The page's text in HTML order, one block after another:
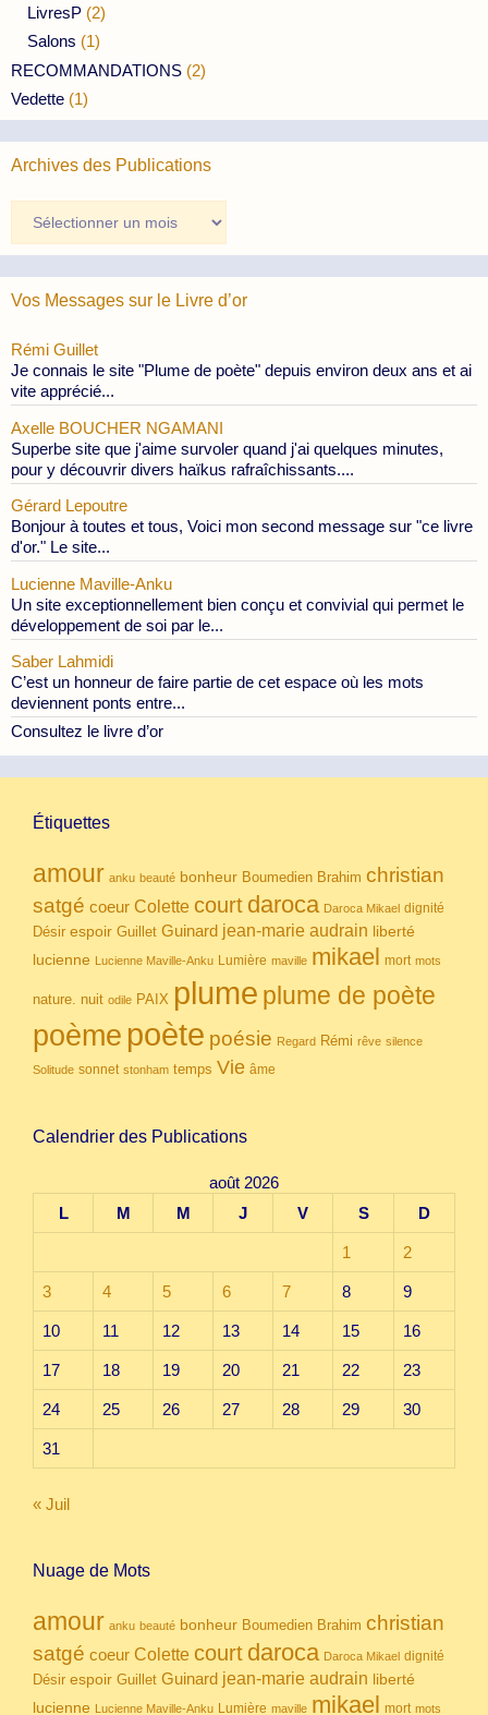
LivresP (2)
Salons (1)
RECOMMANDATIONS (2)
Vedette (1)
Archives des Publications
des
Publications
Vos Messages sur le Livre d’or
Rémi Guillet
Je connais le site "Plume de poète" depuis environ deux ans et ai
vite apprécié...
Axelle BOUCHER NGAMANI
Superbe site que j'aime survoler quand j'ai quelques minutes,
pour y découvrir divers haïkus rafraîchissants....
Gérard Lepoutre
Bonjour à toutes et tous, Voici mon second message sur "ce livre
d'or." Le site...
Lucienne Maville-Anku
Un site exceptionnellement bien conçu et convivial qui permet le
développement de soi par le...
Saber Lahmidi
C’est un honneur de faire partie de cet espace où les mots
deviennent ponts entre...
Consultez le livre d’or
Étiquettes
amour anku beauté bonheur Boumedien Brahim christian
satgé coeur Colette court daroca Daroca Mikael dignité
Désir espoir Guillet Guinard jean-marie audrain liberté
lucienne Lucienne Maville-Anku Lumière maville mikael mort mots
nature. nuit odile PAIX plume plume de poète
poème poète poésie Regard Rémi rêve silence
Solitude sonnet stonham temps Vie âme
Calendrier des Publications
août 2026
L
M M J V S D
1 2
3 4 5 6 7 8 9
10 11 12 13 14 15 16
17 18 19 20 21 22 23
24 25 26 27 28 29 30
31
« Juil
Nuage de Mots
amour anku beauté bonheur Boumedien Brahim christian
satgé coeur Colette court daroca Daroca Mikael dignité
Désir espoir Guillet Guinard jean-marie audrain liberté
lucienne Lucienne Maville-Anku Lumière maville mikael mort mots